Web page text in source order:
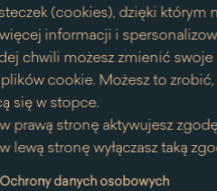
(cookies), dzięki którym
informacji i
chwili możesz zmienić
cookie. Możesz to
się w stopce.
prawą stronę aktywujesz
lewą stronę wyłączasz taką
danych osobowych